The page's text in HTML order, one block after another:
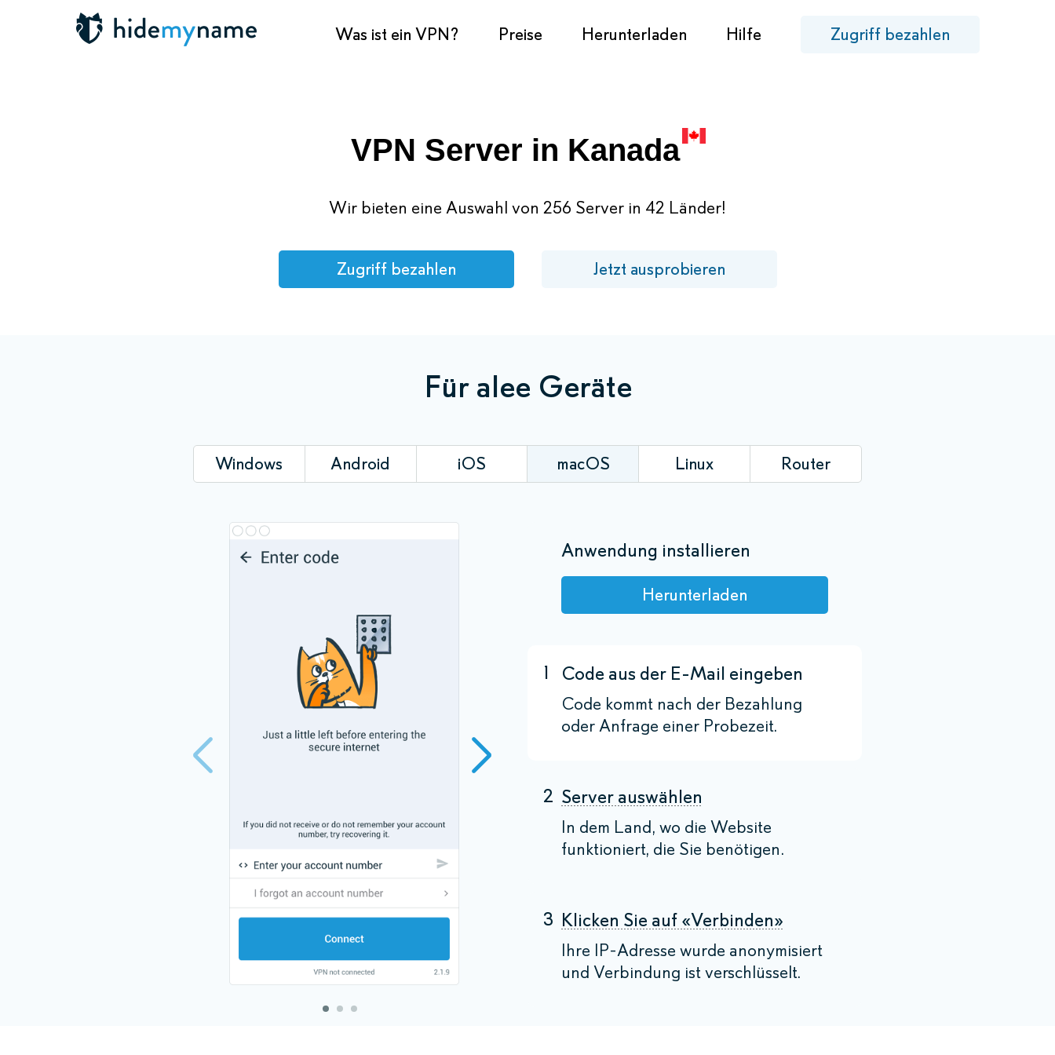
Was ist ein VPN? Preise Herunterladen Hilfe Zugriff bezahlen
VPN Server in Kanada
Wir bieten eine Auswahl von 256 Server in 42 Länder!
Zugriff bezahlen Jetzt ausprobieren
Für alee Geräte
Windows Android iOS macOS Linux Router
Anwendung installieren
Herunterladen
1 Code aus der E-Mail eingeben
Code kommt nach der Bezahlung
oder Anfrage einer Probezeit.
2 Server auswählen
In dem Land, wo die Website
funktioniert, die Sie benötigen.
3 Klicken Sie auf «Verbinden»
Ihre IP-Adresse wurde anonymisiert
und Verbindung ist verschlüsselt.